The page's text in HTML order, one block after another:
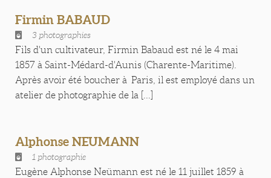
Firmin BABAUD
3 photographies
Fils d'un cultivateur, Firmin Babaud est né le 4 mai
1857 à Saint-Médard-d'Aunis (Charente-Maritime).
Après avoir été boucher à Paris, il est employé dans un
atelier de photographie de la [...]
Alphonse NEUMANN
1 photographie
Eugène Alphonse Neümann est né le 11 juillet 1859 à